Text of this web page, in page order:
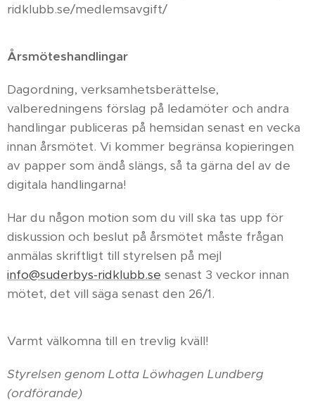
ridklubb.se/medlemsavgift/
Årsmöteshandlingar
Dagordning, verksamhetsberättelse,
valberedningens förslag på ledamöter och andra
handlingar publiceras på hemsidan senast en vecka
innan årsmötet. Vi kommer begränsa kopieringen
av papper som ändå slängs, så ta gärna del av de
digitala handlingarna!
Har du någon motion som du vill ska tas upp för
diskussion och beslut på årsmötet måste frågan
anmälas skriftligt till styrelsen på mejl
info@suderbys-ridklubb.se senast 3 veckor innan
mötet, det vill säga senast den 26/1.
Varmt välkomna till en trevlig kväll!
Styrelsen genom Lotta Löwhagen Lundberg
(ordförande)